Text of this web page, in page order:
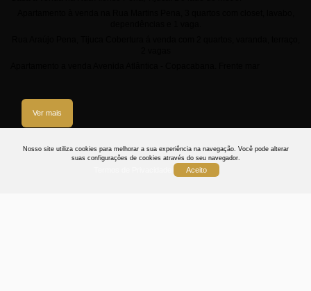
3
Nosso site utiliza cookies para melhorar a sua experiência na navegação. Você pode alterar
suas configurações de cookies através do seu navegador.
Aceito
Ver mais